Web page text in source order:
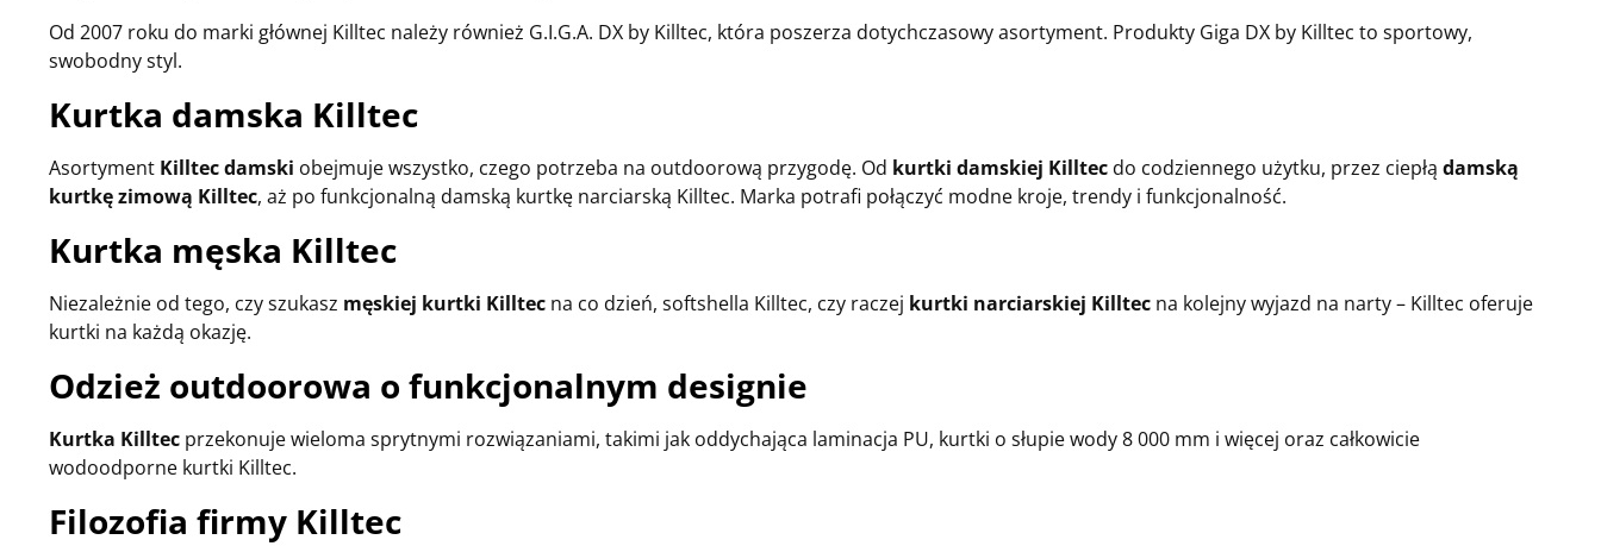
Od 2007 roku do marki głównej Killtec należy również G.I.G.A. DX by Killtec, która poszerza dotychczasowy asortyment. Produkty Giga DX by Killtec to sportowy,
swobodny styl.
Kurtka damska Killtec
Asortyment Killtec damski obejmuje wszystko, czego potrzeba na outdoorową przygodę. Od kurtki damskiej Killtec do codziennego użytku, przez ciepłą damską
kurtkę zimową Killtec, aż po funkcjonalną damską kurtkę narciarską Killtec. Marka potrafi połączyć modne kroje, trendy i funkcjonalność.
Kurtka męska Killtec
Niezależnie od tego, czy szukasz męskiej kurtki Killtec na co dzień, softshella Killtec, czy raczej kurtki narciarskiej Killtec na kolejny wyjazd na narty – Killtec oferuje
kurtki na każdą okazję.
Odzież outdoorowa o funkcjonalnym designie
Kurtka Killtec przekonuje wieloma sprytnymi rozwiązaniami, takimi jak oddychająca laminacja PU, kurtki o słupie wody 8 000 mm i więcej oraz całkowicie
wodoodporne kurtki Killtec.
Filozofia firmy Killtec